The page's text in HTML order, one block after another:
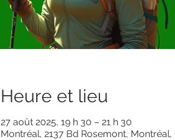
Heure et lieu
27 août 2025, 19 h 30 – 21 h 30
Montréal, 2137 Bd Rosemont, Montréal,